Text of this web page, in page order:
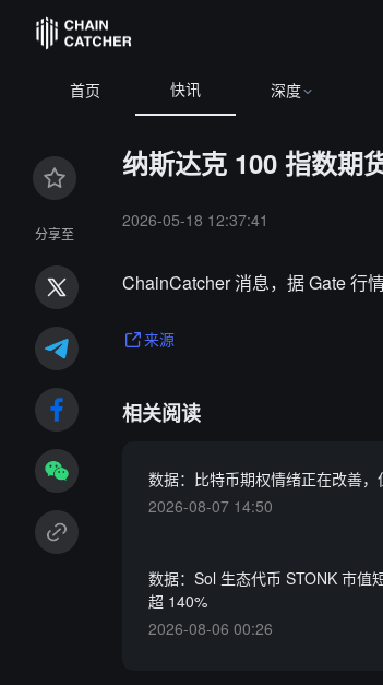
首页 快讯 深度
分享至
纳斯达克 100 指数期
2026-05-18 12:37:41
ChainCatcher 消息，据 Gate 行
来源
相关阅读
数据：比特币期权情绪正在改善
2026-08-07 14:50
数据：Sol 生态代币 STONK 市值
超 140%
2026-08-06 00:26